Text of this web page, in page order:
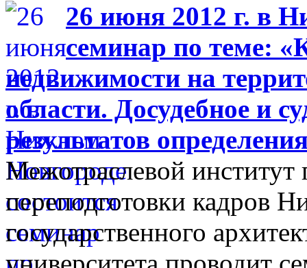
26 июня 2012 г. в
семинар по теме:
недвижимости на
области. Досудебное и
результатов
Межотраслевой
переподготовки кадров
государственного